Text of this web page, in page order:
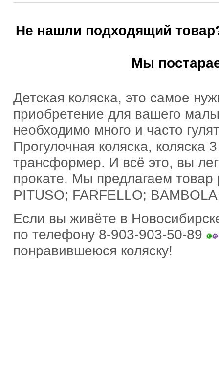
Не нашли подходящий
Мы
Детская коляска, это самое
приобретение для вашего
необходимо много и часто
Прогулочная коляска, коляска
трансформер. И всё это, вы
прокате. Мы предлагаем
PITUSO; FARFELLO;
Если вы живёте в
по телефону 8-903-903-50-89
понравившеюся коляску!